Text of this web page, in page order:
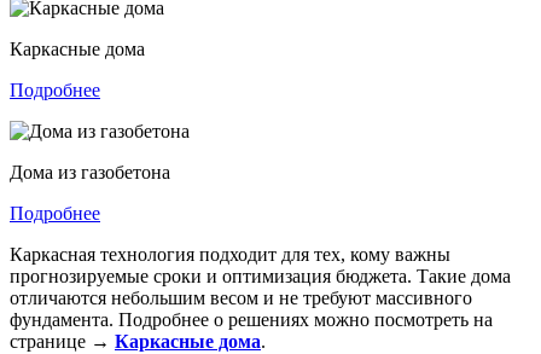
Каркасные дома
Подробнее
Дома из газобетона
Подробнее
Каркасная технология подходит для тех, кому важны
прогнозируемые сроки и оптимизация бюджета. Такие дома
отличаются небольшим весом и не требуют массивного
фундамента. Подробнее о решениях можно посмотреть на
странице → Каркасные дома.